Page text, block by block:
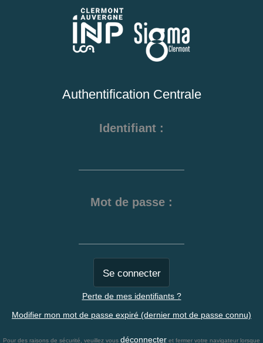
Authentification Centrale
Identifiant :
Mot de passe :
Perte de mes identifiants ?
Modifier mon mot de passe expiré (dernier mot de passe connu)
Pour des raisons de sécurité, veuillez vous déconnecter et fermer votre navigateur lorsque